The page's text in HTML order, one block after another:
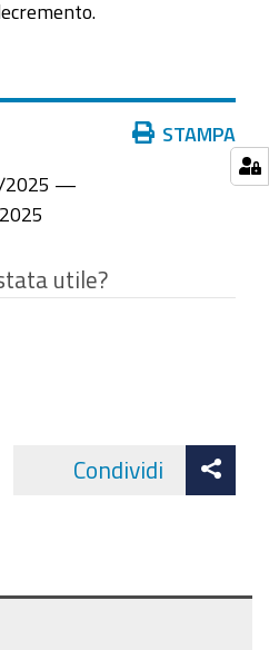
STAMPA
—
utile?
Condividi